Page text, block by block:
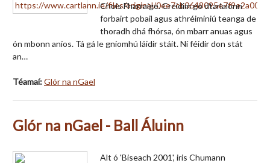
Chois Fharraige. Creidim go dtarlaíonn
forbairt pobail agus athréiminiú teanga de
thoradh dhá fhórsa, ón mbarr anuas agus
ón mbonn aníos. Tá gá le gníomhú láidir stáit. Ní féidir don stát
an…
Téamaí:Glór na nGael
Glór na nGael - Ball Áluinn
Alt ó 'Biseach 2001', iris Chumann